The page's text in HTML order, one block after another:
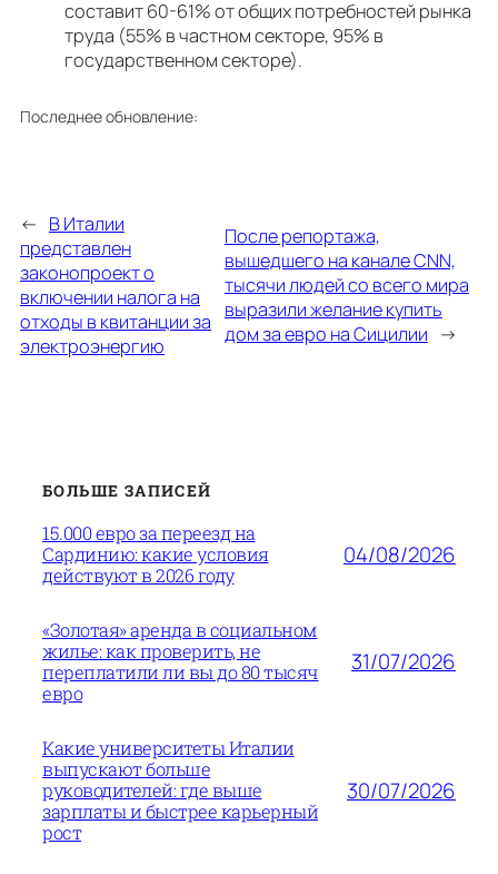
составит 60-61% от общих потребностей рынка
труда (55% в частном секторе, 95% в
государственном секторе).
Последнее обновление:
← В Италии
представлен
законопроект о
включении налога на
отходы в квитанции за
электроэнергию
После репортажа,
вышедшего на канале CNN,
тысячи людей со всего мира
выразили желание купить
дом за евро на Сицилии →
БОЛЬШЕ ЗАПИСЕЙ
15.000 евро за переезд на
Сардинию: какие условия
действуют в 2026 году
04/08/2026
«Золотая» аренда в социальном
жилье: как проверить, не
переплатили ли вы до 80 тысяч
евро
31/07/2026
Какие университеты Италии
выпускают больше
руководителей: где выше
зарплаты и быстрее карьерный
рост
30/07/2026